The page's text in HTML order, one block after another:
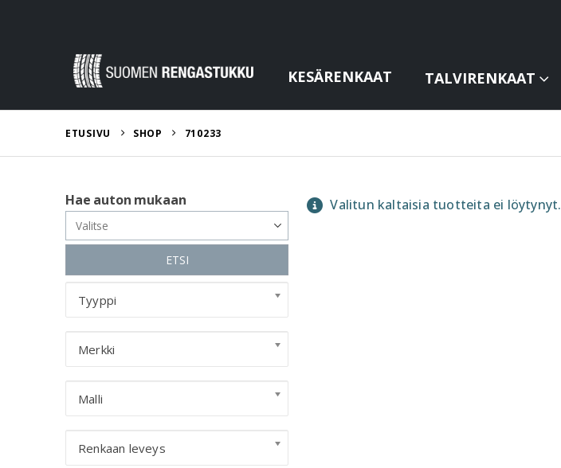
KESÄRENKAAT TALVIRENKAAT
ETUSIVU SHOP 710233
Valitun kaltaisia tuotteita ei löytynyt.
Hae auton mukaan
ETSI
Tyyppi
Merkki
Malli
Renkaan leveys